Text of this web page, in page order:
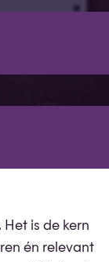
is de kern
én relevant